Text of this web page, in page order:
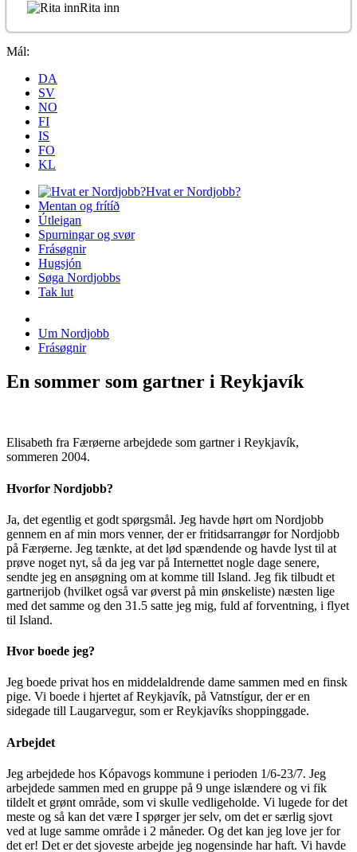
Rita inn
Mál:
DA
SV
NO
FI
IS
FO
KL
Hvat er Nordjobb?
Mentan og frítíð
Útleigan
Spurningar og svør
Frásøgnir
Hugsjón
Søga Nordjobbs
Tak lut
Um Nordjobb
Frásøgnir
En sommer som gartner i Reykjavík
Elisabeth fra Færøerne arbejdede som gartner i Reykjavík,
sommeren 2004.
Hvorfor Nordjobb?
Ja, det egentlig et godt spørgsmål. Jeg havde hørt om Nordjobb
gennem en af min mors venner, der er fritidsarrangør for Nordjobb
på Færøerne. Jeg tænkte, at det lød spændende og havde lyst til at
prøve noget nyt, så da jeg var på Internettet nogle dage senere,
sendte jeg en ansøgning om at komme till Island. Jeg fik tilbudt et
gartnerijob (hvilket også var øverst på min ønskeliste) næsten lige
med det samme og den 31.5 satte jeg mig, fuld af forventning, i flyet
til Island.
Hvor boede jeg?
Jeg boede privat hos en middelaldrende dame sammen med en finsk
pige. Vi boede i hjertet af Reykjavík, på Vatnstígur, der er en
sidegade till Laugarvegur, som er Reykjavíks shoppinggade.
Arbejdet
Jeg arbejdede hos Kópavogs kommune i perioden 1/6-23/7. Jeg
arbejdede sammen med en gruppe på 9 unge islændere og vi fik
tildelt et grønt område, som vi skulle vedligeholde. Vi lugede for det
meste og så kan det være I spørger jer selv, om det er særlig sjovt
ved at luge samme område i 2 måneder. Og det kan jeg love jer for
det er! Det er det sjoveste arbejde jeg nogensinde har haft. Vi havde